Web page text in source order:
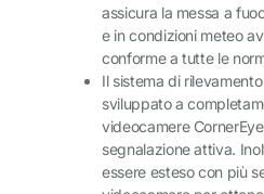
assicura la messa a
e in condizioni meteo
conforme a tutte le
Il sistema di
sviluppato a
videocamere
segnalazione attiva.
essere esteso con più